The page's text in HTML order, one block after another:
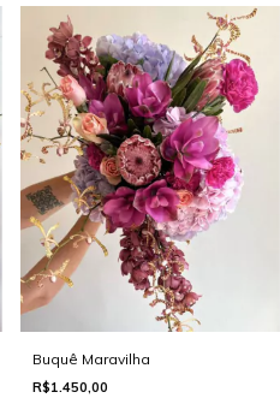
Buquê Maravilha
R$1.450,00